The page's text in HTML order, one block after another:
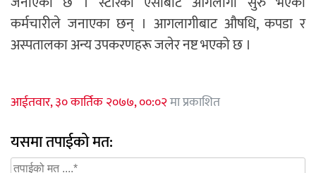
कर्मचारीले जनाएका छन् । आगलागीबाट औषधि, कपडा र
अस्पतालका अन्य उपकरणहरू जलेर नष्ट भएको छ ।
आईतवार, ३० कार्तिक २०७७, ००:०२मा प्रकाशित
यसमा तपाईको मत: